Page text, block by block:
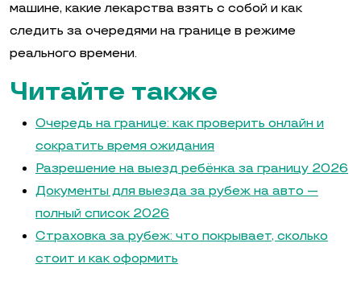
машине, какие лекарства взять с собой и как
следить за очередями на границе в режиме
реального времени.
Читайте также
Очередь на границе: как проверить онлайн и
сократить время ожидания
Разрешение на выезд ребёнка за границу 2026
Документы для выезда за рубеж на авто —
полный список 2026
Страховка за рубеж: что покрывает, сколько
стоит и как оформить